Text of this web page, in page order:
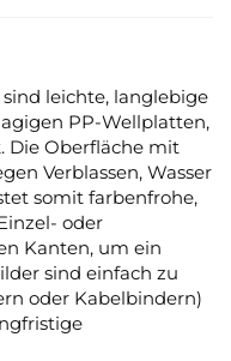
leichte, langlebige
PP-Wellplatten,
Die Oberfläche mit
Verblassen, Wasser
somit farbenfrohe,
oder
Kanten, um ein
sind einfach zu
oder Kabelbindern)